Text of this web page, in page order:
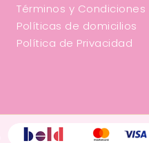
Términos y Condiciones
Políticas de domicilios
Política de Privacidad